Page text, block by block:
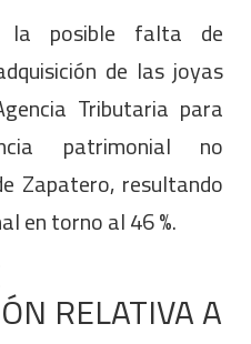
la posible falta de
de las joyas
Tributaria para
patrimonial no
Zapatero, resultando
en torno al 46 %.
RELATIVA A